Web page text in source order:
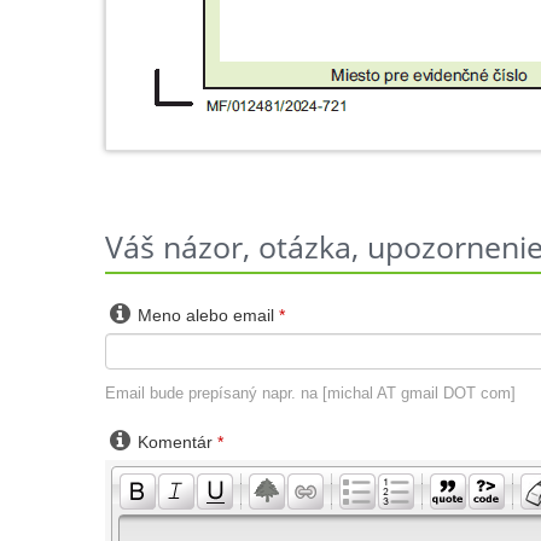
Váš názor, otázka,
 Meno alebo email *
Email bude prepísaný napr. na [michal AT gmail DOT com]
 Komentár *
-
-
-
-
-
-
-
-
-
-
-
-